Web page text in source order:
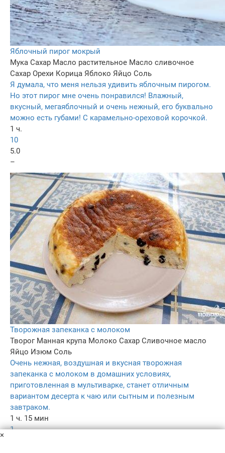
Яблочный пирог мокрый
Мука Сахар Масло растительное Масло сливочное
Сахар Орехи Корица Яблоко Яйцо Соль
Я думала, что меня нельзя удивить яблочным пирогом.
Но этот пирог мне очень понравился! Влажный,
вкусный, мегаяблочный и очень нежный, его буквально
можно есть губами! С карамельно-ореховой корочкой.
1 ч.
10
5.0
–
Творожная запеканка с молоком
Творог Манная крупа Молоко Сахар Сливочное масло
Яйцо Изюм Соль
Очень нежная, воздушная и вкусная творожная
запеканка с молоком в домашних условиях,
приготовленная в мультиварке, станет отличным
вариантом десерта к чаю или сытным и полезным
завтраком.
1 ч. 15 мин
1
×